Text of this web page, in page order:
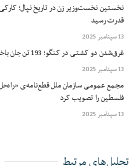
نخستین نخست‌وزیر زن در تاریخ نپال؛
قدرت رسید
13 سپتامبر 2025
غرق‌شدن دو کشتی در کنگو؛ 193 تن جان باختند
13 سپتامبر 2025
مجمع عمومی سازمان ملل قطع‌نامه‌ی
فلسطین را تصویب کرد
13 سپتامبر 2025
تحلیل‌های مرتبط